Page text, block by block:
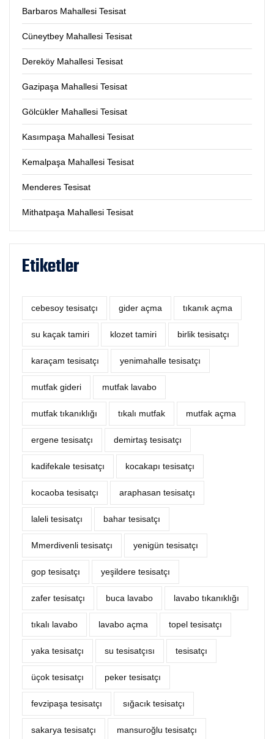
Barbaros Mahallesi Tesisat
Cüneytbey Mahallesi Tesisat
Dereköy Mahallesi Tesisat
Gazipaşa Mahallesi Tesisat
Gölcükler Mahallesi Tesisat
Kasımpaşa Mahallesi Tesisat
Kemalpaşa Mahallesi Tesisat
Menderes Tesisat
Mithatpaşa Mahallesi Tesisat
Etiketler
cebesoy tesisatçı ‎gider açma tıkanık açma
su kaçak tamiri klozet tamiri birlik tesisatçı
karaçam tesisatçı yenimahalle tesisatçı
mutfak gideri mutfak lavabo
mutfak tıkanıklığı tıkalı mutfak mutfak açma
ergene tesisatçı demirtaş tesisatçı
kadifekale tesisatçı kocakapı tesisatçı
kocaoba tesisatçı araphasan tesisatçı
laleli tesisatçı bahar tesisatçı
Mmerdivenli tesisatçı yenigün tesisatçı
gop tesisatçı yeşildere tesisatçı
zafer tesisatçı buca lavabo lavabo tıkanıklığı
tıkalı lavabo lavabo açma topel tesisatçı
yaka tesisatçı su tesisatçısı tesisatçı
üçok tesisatçı peker tesisatçı
fevzipaşa tesisatçı sığacık tesisatçı
sakarya tesisatçı mansuroğlu tesisatçı